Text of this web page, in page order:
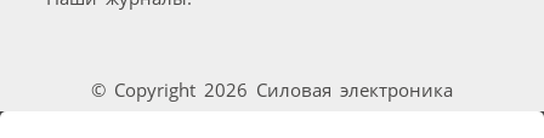
© Copyright 2026 Силовая электроника